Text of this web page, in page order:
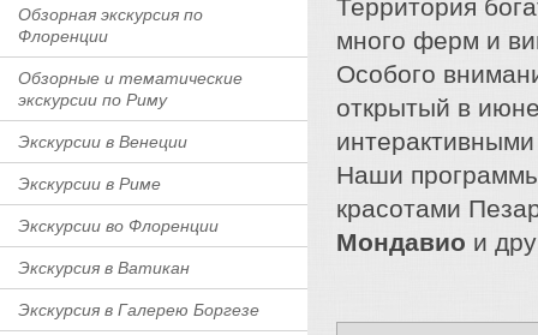
Обзорная экскурсия по
Флоренции
Обзорные и тематические
экскурсии по Риму
Экскурсии в Венеции
Экскурсии в Риме
Экскурсии во Флоренции
Экскурсия в Ватикан
Экскурсия в Галерею Боргезе
Территория
много ферм и
Особого
открытый в
Наши
красотами
Мондавио и